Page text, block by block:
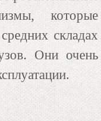
которые
складах
Они очень